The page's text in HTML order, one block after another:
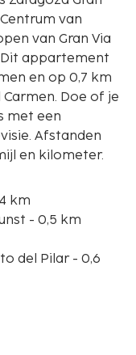
van
van Gran Via
en op 0,7 km
Doe of je
met een
Afstanden
en kilometer.
km
- 0,5 km
del Pilar - 0,6